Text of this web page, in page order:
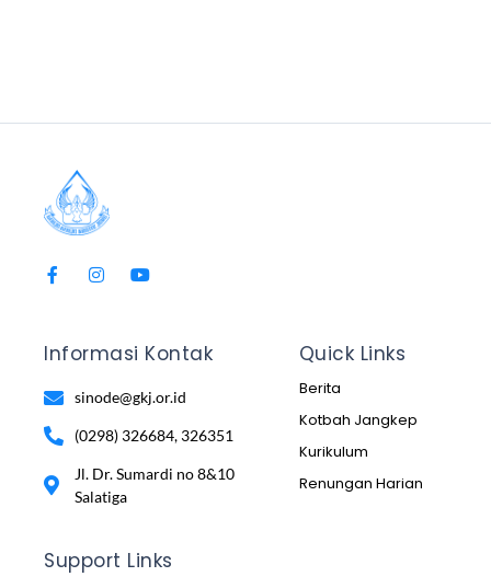
Informasi Kontak
sinode@gkj.or.id
(0298) 326684, 326351
Jl. Dr. Sumardi no 8&10
Salatiga
Quick Links
Berita
Kotbah Jangkep
Kurikulum
Renungan Harian
Support Links